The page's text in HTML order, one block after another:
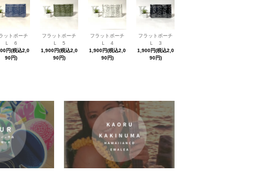
ットポーチ
Ｌ 6
円(税込2,0
90円)
フラットポーチ
Ｌ 5
1,900円(税込2,0
90円)
フラットポーチ
Ｌ 4
1,900円(税込2,0
90円)
フラットポーチ
Ｌ 3
1,900円(税込2,0
90円)